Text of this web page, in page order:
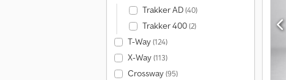
Trakker AD(40)
Trakker 400(2)
T-Way(124)
X-Way(113)
Crossway(95)